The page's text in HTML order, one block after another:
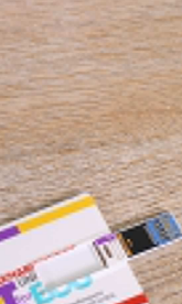
ชิ้น รับประกันชิพ 5 ปี สั่ง
ระลึก แจกลูกค้า สามารถ
ด้เช่น catalog ข้อมูลงาน